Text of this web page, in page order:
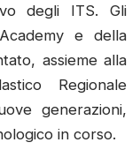
degli ITS. Gli
e della
assieme alla
Regionale
generazioni,
in corso.